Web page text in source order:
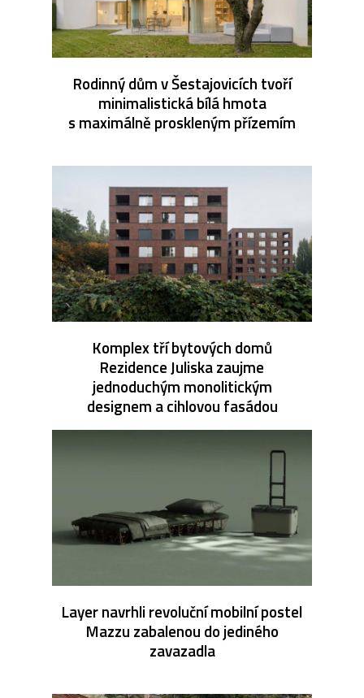
Rodinný dům v Šestajovicích tvoří
minimalistická bílá hmota
s maximálně proskleným přízemím
Komplex tří bytových domů
Rezidence Juliska zaujme
jednoduchým monolitickým
designem a cihlovou fasádou
Layer navrhli revoluční mobilní postel
Mazzu zabalenou do jediného
zavazadla